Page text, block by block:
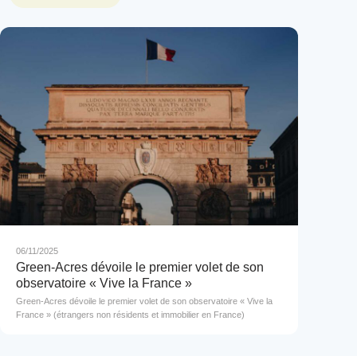
06/11/2025
Green-Acres dévoile le premier volet de son
observatoire « Vive la France »
Green-Acres dévoile le premier volet de son observatoire « Vive la
France » (étrangers non résidents et immobilier en France)